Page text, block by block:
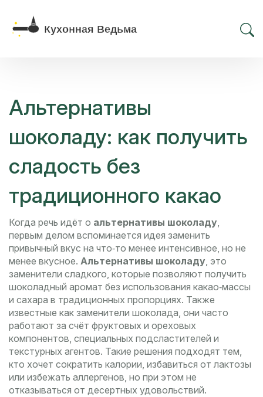
Альтернативы
шоколаду: как получить
сладость без
традиционного какао
Когда речь идёт о альтернативы шоколаду,
первым делом вспоминается идея заменить
привычный вкус на что‑то менее интенсивное, но не
менее вкусное. Альтернативы шоколаду, это
заменители сладкого, которые позволяют получить
шоколадный аромат без использования какао‑массы
и сахара в традиционных пропорциях. Также
известные как заменители шоколада, они часто
работают за счёт фруктовых и ореховых
компонентов, специальных подсластителей и
текстурных агентов. Такие решения подходят тем,
кто хочет сократить калории, избавиться от лактозы
или избежать аллергенов, но при этом не
отказываться от десертных удовольствий.